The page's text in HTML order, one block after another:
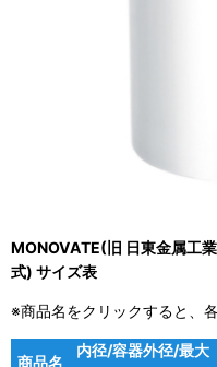
MONOVATE(旧 日東金属工
式) サイズ表
※商品名をクリックすると、
商品名
内径/容器外径/最大